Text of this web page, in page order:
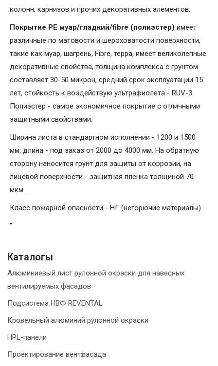
колонн, карнизов и прочих декоративных элементов.
Покрытие PE муар/гладкий/fibre (полиэстер) имеет
различные по матовости и шероховатости поверхности,
такие как муар, шагрень, Fibrе, терра, имеет великолепные
декоративные свойства, толщина комплекса с грунтом
составляет 30-50 микрон, средний срок эксплуатации 15
лет, стойкость к воздействую ультрафиолета - RUV-3.
Полиэстер - самое экономичное покрытие с отличными
защитными свойствами.
Ширина листа в стандартном исполнении - 1200 и 1500
мм, длина - под заказ от 2000 до 4000 мм. На обратную
сторону наносится грунт для защиты от коррозии, на
лицевой поверхности - защитная пленка толщиной 70
мкм.
Класс пожарной опасности - НГ (негорючие материалы).
"
Каталогы
Алюминиевый лист рулонной окраски для навесных
вентилируемых фасадов
Подсистема НВФ REVENTAL
Кровельный алюминий рулонной окраски
HPL-панели
Проектирование вентфасада